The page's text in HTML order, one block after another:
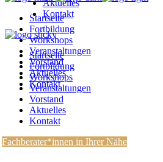
Aktuelles
Kontakt
Startseite
Fortbildung
Workshops
Veranstaltungen
Vorstand
Aktuelles
Kontakt
Fachberater*innen in Ihrer Nähe
Startseite
Fortbildung
Workshops
Veranstaltungen
Vorstand
Aktuelles
Kontakt